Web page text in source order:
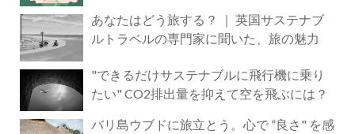
あなたはどう旅する？ ｜ 英国サステナブ
ルトラベルの専門家に聞いた、旅の魅力
"できるだけサステナブルに飛行機に乗り
たい" CO2排出量を抑えて空を飛ぶには？
バリ島ウブドに旅立とう。心で ”良さ" を感